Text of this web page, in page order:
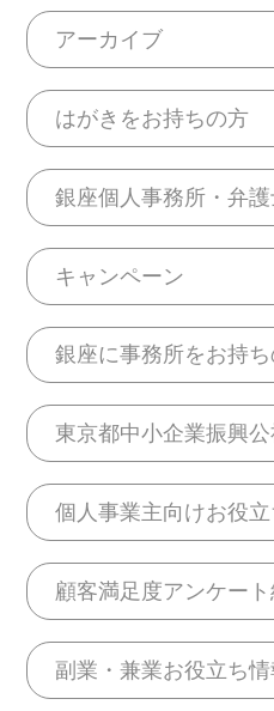
アーカイブ
はがきをお持ちの方
銀座個人事務所・弁
キャンペーン
銀座に事務所をお持ち
東京都中小企業振興
個人事業主向けお役立
顧客満足度アンケー
副業・兼業お役立ち情